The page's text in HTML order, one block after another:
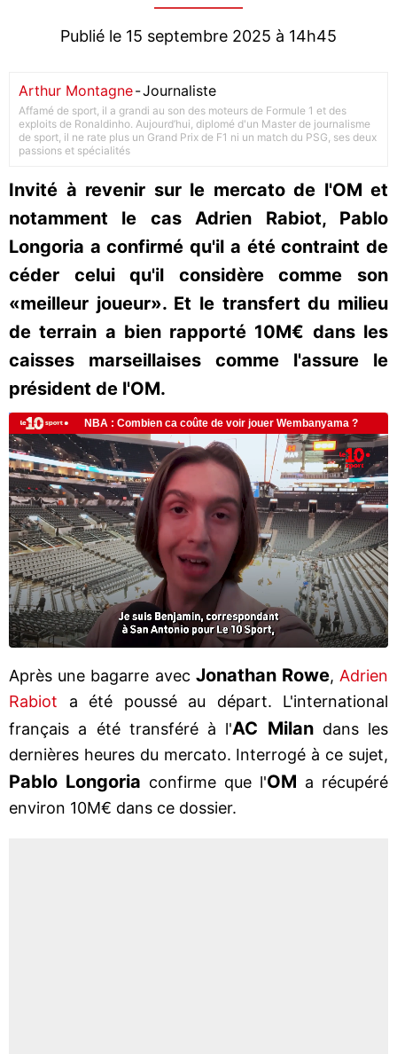
Publié le 15 septembre 2025 à 14h45
Arthur Montagne-Journaliste
Affamé de sport, il a grandi au son des moteurs de Formule 1 et des
exploits de Ronaldinho. Aujourd’hui, diplomé d'un Master de journalisme
de sport, il ne rate plus un Grand Prix de F1 ni un match du PSG, ses deux
passions et spécialités
Invité à revenir sur le mercato de l'OM et
notamment le cas Adrien Rabiot, Pablo
Longoria a confirmé qu'il a été contraint de
céder celui qu'il considère comme son
«meilleur joueur». Et le transfert du milieu
de terrain a bien rapporté 10M€ dans les
caisses marseillaises comme l'assure le
président de l'OM.
Après une bagarre avec Jonathan Rowe, Adrien
Rabiot a été poussé au départ. L'international
français a été transféré à l'AC Milandans les
dernières heures du mercato. Interrogé à ce sujet,
Pablo Longoria confirme que l'OM a récupéré
environ 10M€ dans ce dossier.